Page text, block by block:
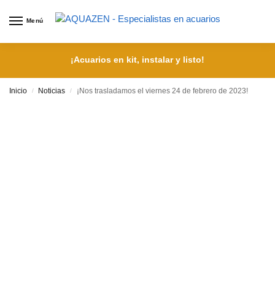
Menú
¡Acuarios en kit, instalar y listo!
Inicio / Noticias / ¡Nos trasladamos el viernes 24 de febrero de 2023!